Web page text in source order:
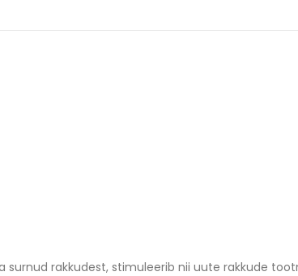
rakkudest, stimuleerib nii uute rakkude